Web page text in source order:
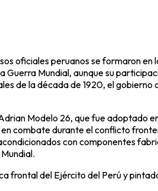
oficiales peruanos se formaron
Mundial, aunque su
de la década de 1920, el
Modelo 26, que fue adoptado
combate durante el conflicto
con componentes
frontal del Ejército del Perú y